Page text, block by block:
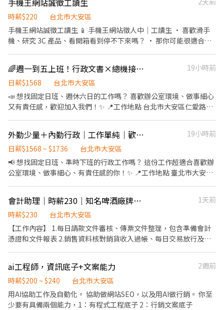
業、醫療行銷顧問，歡迎喜歡接觸各行各業的人才加入，我們可以
帶您看到不一樣的專業場景。 工作內容： • 協助整理與分類發票收
據 • 輸入與核對帳目資料 • 使用公司內部的會計管理系統分錄帳
務，Key發票憑證 • 整理出納及應收應付款資料 • 支援主管日常文
學、歡迎成為夥伴！
手機王網站誠徵工讀生
時薪$220
台北市大安區
手機王網站誠徵工讀生 📱 手機王網站徵人中｜工讀生 • 喜歡滑手
機、研究 3C 產品、看開箱看到停不下來嗎？ • 那你可能很適合來
至少 12 小時（可討論排班時數） 【我們先說清楚】 • 不是短期工
讀 • 不接受遠距工作（要來公司一起討論、一起摸新機） 【來這裡
你可以得到】 • 搶先體驗最新手機與 3C 產品 • 近距離了解科技媒
體怎麼運作 【我們在找這樣的你】 • 對手機、3C 有熱情，看到新
狗狗 出沒 🐱🐶
🌈週一到五上班！行政文書×總機接待｜工作單純好上手
19小時前
日薪$1568
台北市大安區
📣 想找固定日班、週休六日的工作嗎？ 喜歡辦公室環境、做事細心
又有責任感，歡迎加入我們！✨ 📍工作地點 台北市大安區仁愛路四
金 ✔ 穩定日班、工作環境佳 📝工作內容 * 接聽電話、總機接待 * 協
助行政文書處理 * 完成主管交辦事項 * 維持行政作業順暢 🙋我們希
望你 ✔ 做事細心、負責任 ✔ 基本文書操作沒問題 ✔ 喜歡與人互
動、有服務熱忱 ✨固定日班、不用輪班，適合想找長期穩定工作的
外勤少量＋內勤行政｜工作單純｜歡迎新鮮人加入 🛵自備機車
19小時前
日薪$1568 ~ $1736
台北市大安區
📢 想找固定日班、準時下班的行政工作嗎？ 這份工作超適合喜歡辦
公室環境、做事細心、有責任感的你！✨ 📍工作地點 臺北市大安區
貼1,200元 🎂生日禮金 🎁三節福利 🍽️尾牙活動 ✈️旅遊補助 🧧年終獎
金 📋 工作內容 ✔️總機電話接聽 ✔️票據交換、文件遞送 ✔️行政文書
處理與文件整理歸檔 ✔️文宣布置、文具採購 ✔️協助訂餐及行政庶務
🌈 適合這樣的你 ・喜歡辦公室行政工作 ・細心、有責任感 ・具基
隊，開啟你的職涯新篇章！✨
會計助理｜時薪230｜知名啤酒廠牌｜累積AP相關經驗｜外商公司_JT
1天前
時薪$230
台北市大安區
【工作內容】 1.每日請款文件審核、傳票文件整理，包含準備會計
憑證和文件報表 2.銷售資料核對銷貨收入過帳、每日交易放行及收
報廢文件準備 【職務條件】 1.有行政或會計相關經驗 2.具備良好的
文書理能力(Word、Excel) 3.英文基本書信 4.工作態度積極且認真，
良好出勤 【工作時間】 每週可配合出勤 5天優先考慮(可以到班四天
即可討論) 上班時間 10:00–18:00（午休1小時） 每日實際工時 7 小
ai工程師，資訊底子+文案能力
2週前
時薪$200 ~ $240
台北市大安區
用AI協助工作及自動化。 協助做網站SEO，以及用AI做行銷。 你至
少要有具備兩個能力，1：有程式工程底子 2：行銷文案底子